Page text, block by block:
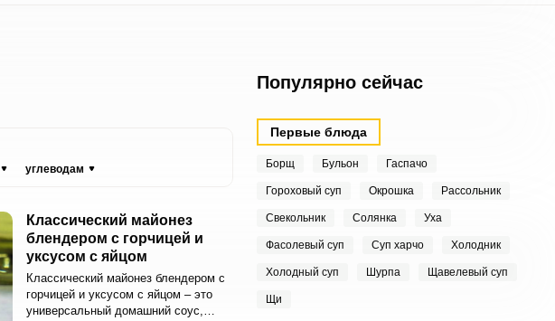
углеводам
Классический майонез
блендером с горчицей и
уксусом с яйцом
Классический майонез блендером с
горчицей и уксусом с яйцом – это
универсальный домашний соус,
Популярно сейчас
Первые блюда
Борщ Бульон Гаспачо
Гороховый суп Окрошка Рассольник
Свекольник Солянка Уха
Фасолевый суп Суп харчо Холодник
Холодный суп Шурпа Щавелевый суп
Щи